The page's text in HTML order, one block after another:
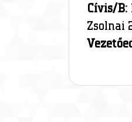
Cívis/B:
Zsolnai